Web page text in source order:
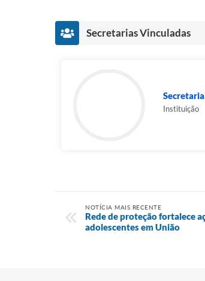
Secretarias Vinculadas
Instituição
NOTÍCIA MAIS RECENTE
Rede de proteção fortalece
adolescentes em União